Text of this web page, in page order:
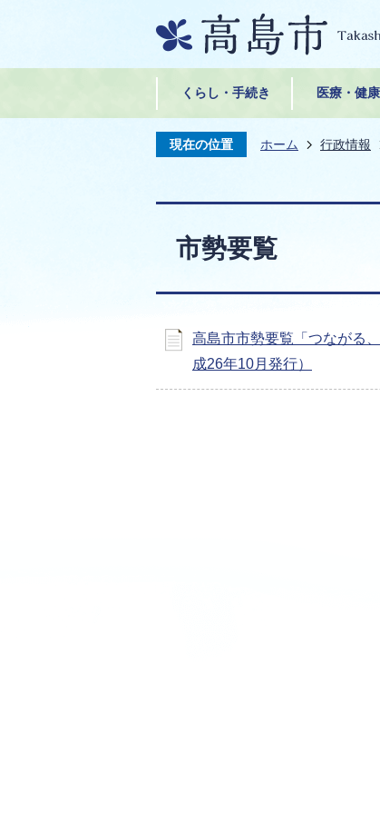
くらし・手続き 医療・健
現在の位置 ホーム 行政情報
市勢要覧
高島市市勢要覧「つながる
成26年10月発行）